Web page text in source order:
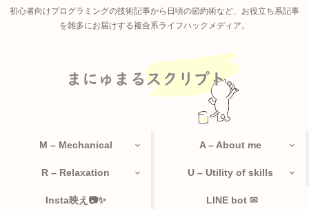
初心者向けプログラミングの技術記事から日頃の節約術など、お役立ち系記事
を雑多にお届けする複合系ライフハックメディア。
M – Mechanical A – About me
R – Relaxation U – Utility of skills
Insta映え📷✨ LINE bot ✉